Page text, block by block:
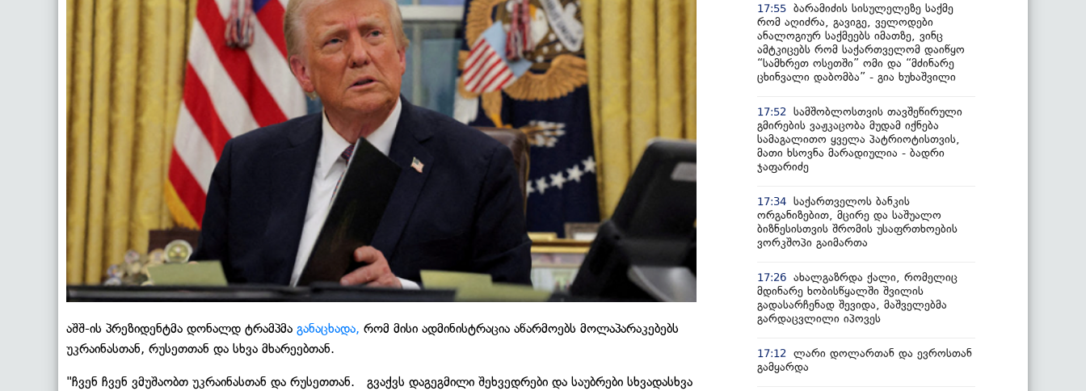
აშშ-ის პრეზიდენტმა დონალდ ტრამპმა განაცხადა, რომ მისი ადმინისტრაცია აწარმოებს მოლაპარაკებებს
უკრაინასთან, რუსეთთან და სხვა მხარეებთან.
"ჩვენ ჩვენ ვმუშაობთ უკრაინასთან და რუსეთთან. გვაქვს დაგეგმილი შეხვედრები და საუბრები სხვადასხვა
17:55 ბარამიძის სისულელეზე საქმე
რომ აღიძრა, გავიგე, ველოდები
ანალოგიურ საქმეებს იმათზე, ვინც
ამტკიცებს რომ საქართველომ დაიწყო
“სამხრეთ ოსეთში” ომი და “მძინარე
ცხინვალი დაბომბა” - გია ხუხაშვილი
17:52
სამშობლოსთვის თავშეწირული
გმირების ვაჟკაცობა მუდამ იქნება
სამაგალითო ყველა პატრიოტისთვის,
მათი ხსოვნა მარადიულია - ბადრი
ჯაფარიძე
17:34 საქართველოს ბანკის
ორგანიზებით, მცირე და საშუალო
ბიზნესისთვის შრომის უსაფრთხოების
ვორკშოპი გაიმართა
17:26 ახალგაზრდა ქალი, რომელიც
მდინარე ხობისწყალში შვილის
გადასარჩენად შევიდა, მაშველებმა
გარდაცვლილი იპოვეს
17:12
ლარი დოლართან და ევროსთან
გამყარდა